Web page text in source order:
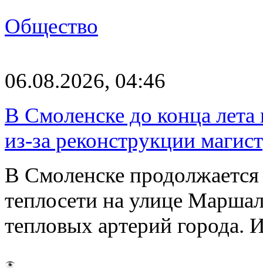
Общество
06.08.2026, 04:46
В Смоленске до конца
из-за реконструкции
В Смоленске
теплосети на улице
тепловых артерий